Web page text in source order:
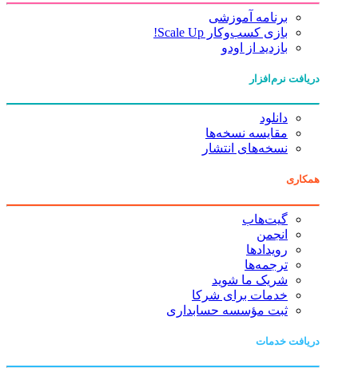
برنامه آموزشی
بازی کسب‌وکار Scale Up!
بازدید از اودو
دریافت نرم‌افزار
دانلود
مقایسه نسخه‌ها
نسخه‌های انتشار
همکاری
گیت‌هاب
انجمن
رویدادها
ترجمه‌ها
شریک ما شوید
خدمات برای شرکا
ثبت مؤسسه حسابداری
دریافت خدمات